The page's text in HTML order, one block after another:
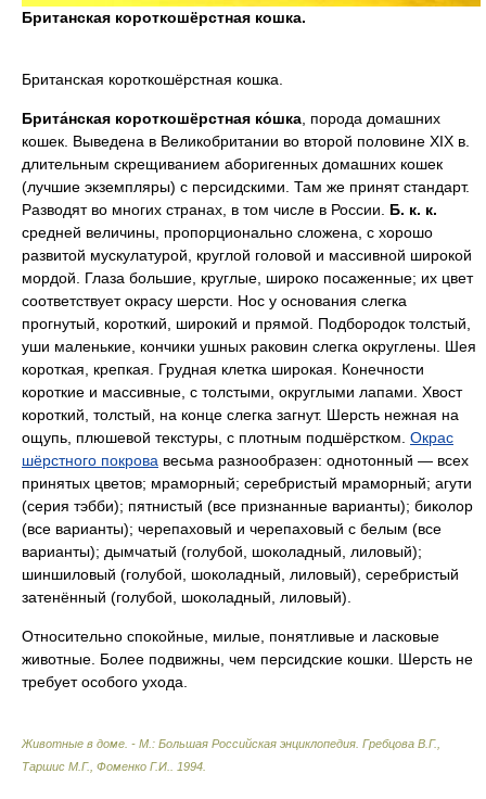
Британская короткошёрстная кошка.
Британская короткошёрстная кошка.
Брита́нская короткошёрстная ко́шка , порода домашних
кошек. Выведена в Великобритании во второй половине XIX в.
длительным скрещиванием аборигенных домашних кошек
(лучшие экземпляры) с персидскими. Там же принят стандарт.
Разводят во многих странах, в том числе в России. Б. к. к.
средней величины, пропорционально сложена, с хорошо
развитой мускулатурой, круглой головой и массивной широкой
мордой. Глаза большие, круглые, широко посаженные; их цвет
соответствует окрасу шерсти. Нос у основания слегка
прогнутый, короткий, широкий и прямой. Подбородок толстый,
уши маленькие, кончики ушных раковин слегка округлены. Шея
короткая, крепкая. Грудная клетка широкая. Конечности
короткие и массивные, с толстыми, округлыми лапами. Хвост
короткий, толстый, на конце слегка загнут. Шерсть нежная на
ощупь, плюшевой текстуры, с плотным подшёрстком. Окрас
шёрстного покрова весьма разнообразен: однотонный — всех
принятых цветов; мраморный; серебристый мраморный; агути
(серия тэбби); пятнистый (все признанные варианты); биколор
(все варианты); черепаховый и черепаховый с белым (все
варианты); дымчатый (голубой, шоколадный, лиловый);
шиншиловый (голубой, шоколадный, лиловый), серебристый
затенённый (голубой, шоколадный, лиловый).
Относительно спокойные, милые, понятливые и ласковые
животные. Более подвижны, чем персидские кошки. Шерсть не
требует особого ухода.
Животные в доме. - М.: Большая Российская энциклопедия Гребцова В.Г.,
Таршис М.Г., Фоменко Г.И.
1994